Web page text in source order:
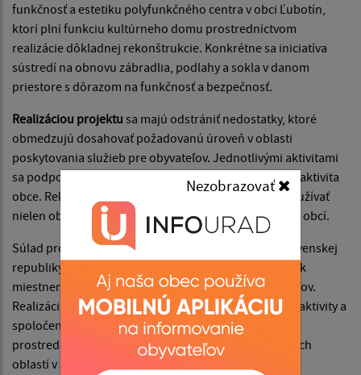
Nezobrazovať
funkčnosť a estetiku polyfunkčného centra v obci Ľubotín,
ktorí plní funkciu kultúrneho domu prostredníctvom
realizácie dôkladnej rekonštrukcie. Konkrétne sa iniciatíva
sústredí na obnovu zábradlia, podlahy a sokla v danom
priestore s dôrazom na funkčnosť a bezpečnosť.
Realizáciou projektu sa majú odstrániť nedostatky, ktoré
obmedzujú dosahovať požadovanú úroveň v oblasti
poskytovania služieb pre obyvateľov. Jednotlivými aktivitami
sa podporia aktivity obce, zvýši sa životná úroveň i atraktivita
obce. Rekonštruované polyfunkčné centrum budú využívať
nielen obyvatelia obce, ale aj obyvatelia zo susedných obcí.
Súlad projektu s cieľmi Programu rozvoja vidieka Slovenskej
republiky (PRV SR) 2014 - 2022 spočíva v jeho prínose k
miestnemu rozvoju a zlepšeniu kvality života obyvateľov.
Realizáciou tejto rekonštrukcie sa podporia kultúrne aktivity a
spoločenské podujatia, zvýši sa atraktivita miestneho
prostredia a prispeje sa k celkovému rozvoju vidieckych
oblastí v súlade s cieľmi PRV SR.